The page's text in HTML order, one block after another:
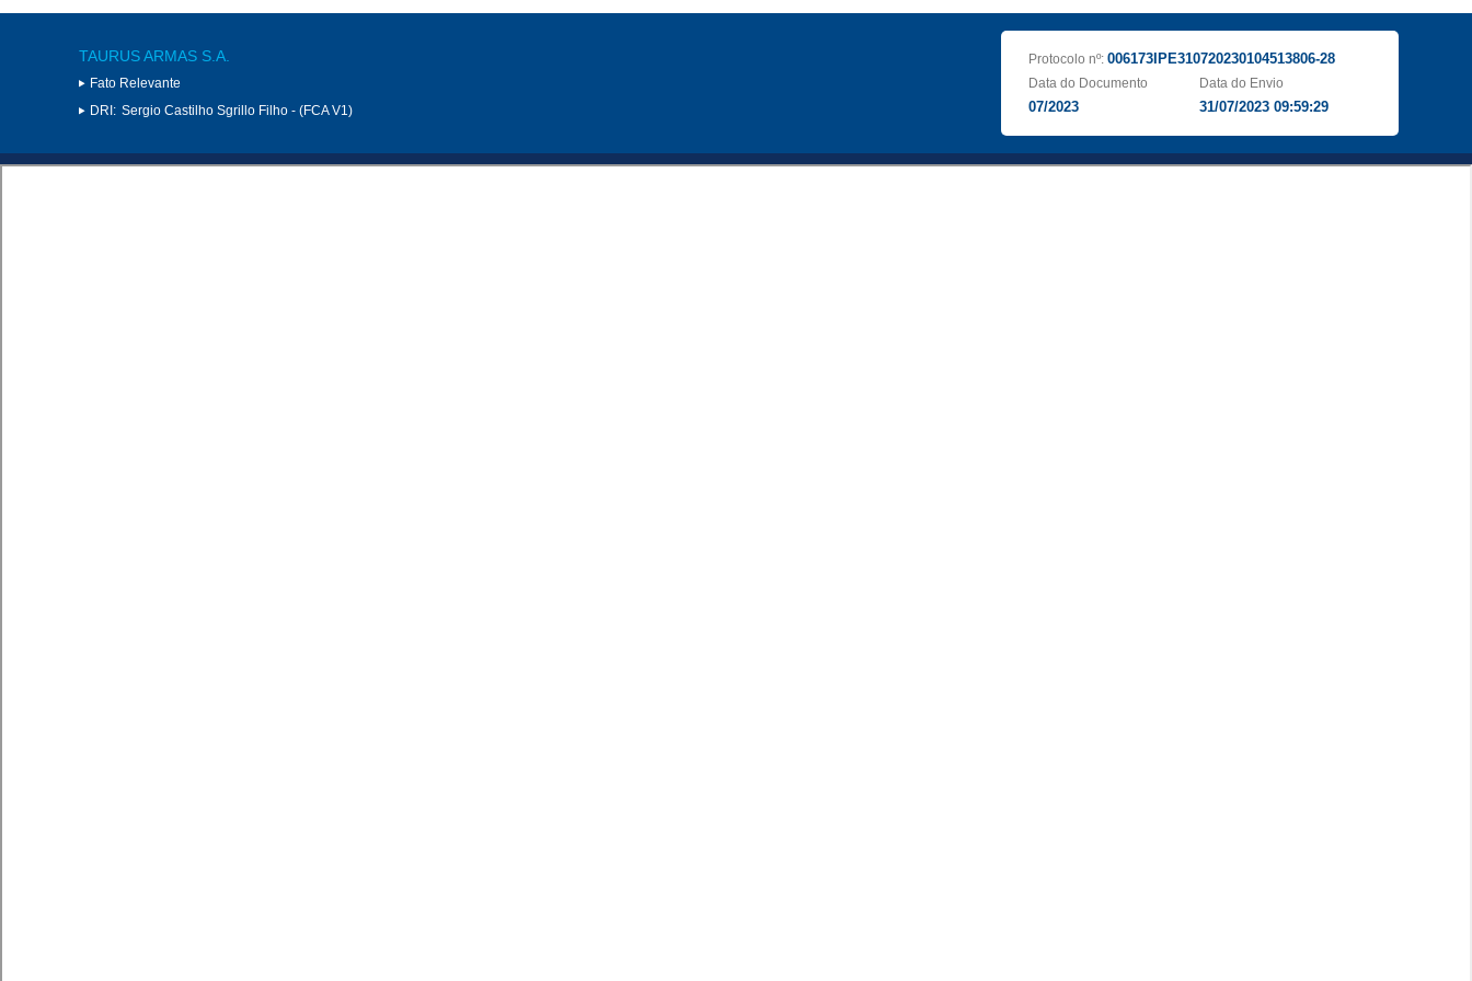
TAURUS ARMAS S.A.
Fato Relevante
DRI: Sergio Castilho Sgrillo Filho - (FCA V1)
Protocolo nº: 006173IPE310720230104513806-28
Data do Documento
07/2023
Data do Envio
31/07/2023 09:59:29